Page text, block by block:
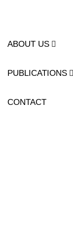
ABOUT US
PUBLICATIONS
CONTACT